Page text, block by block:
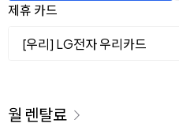
제휴 카드
[우리] LG전자 우리카드
이용 요금
월 렌탈료